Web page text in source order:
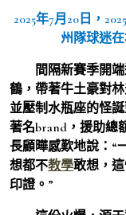
2025年7月20日，
州隊球迷
間隔新賽季開
鶴，帶著牛土豪對
並壓制水瓶座的怪
著名brand，援助總
長顧曄感歎地說：“
想都不教學敢想，
印證。”